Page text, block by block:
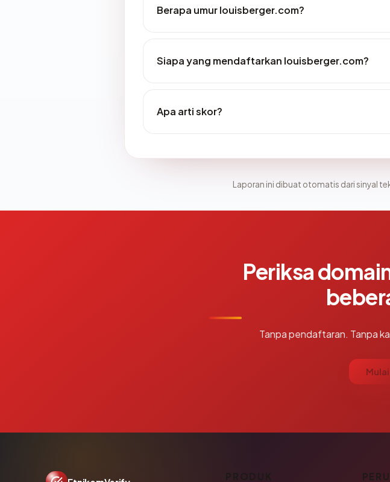
Berapa umur louisberger.com?
Siapa yang mendaftarkan louisberger.com?
Apa arti skor?
Laporan ini dibuat otomatis dari sinyal
Periksa
Tanpa pendaftaran. Tanpa
PRODUK